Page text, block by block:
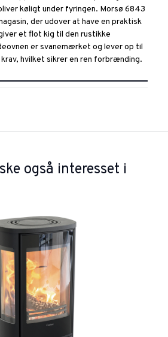
køligt under fyringen. Morsø 6843
der udover at have en praktisk
et flot kig til den rustikke
er svanemærket og lever op til
hvilket sikrer en ren forbrænding.
også interesset i